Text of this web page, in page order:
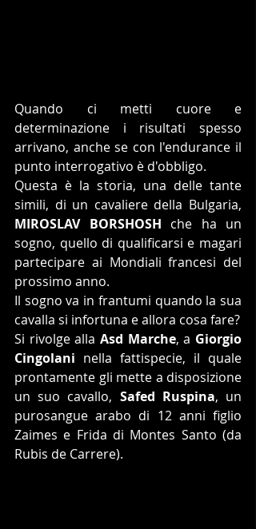
Quando ci metti cuore e
determinazione i risultati spesso
arrivano, anche se con l'endurance il
punto interrogativo è d'obbligo.
Questa è la storia, una delle tante
MIROSLAV BORSHOSH che ha un
sogno, quello di qualificarsi e magari
partecipare ai Mondiali francesi del
prossimo anno.
Il sogno va in frantumi quando la sua
Si rivolge alla Asd Marche, a Giorgio
Cingolani nella fattispecie, il quale
prontamente gli mette a disposizione
un suo cavallo, Safed Ruspina, un
purosangue arabo di 12 anni figlio
Zaimes e Frida di Montes Santo (da
Rubis de Carrere).